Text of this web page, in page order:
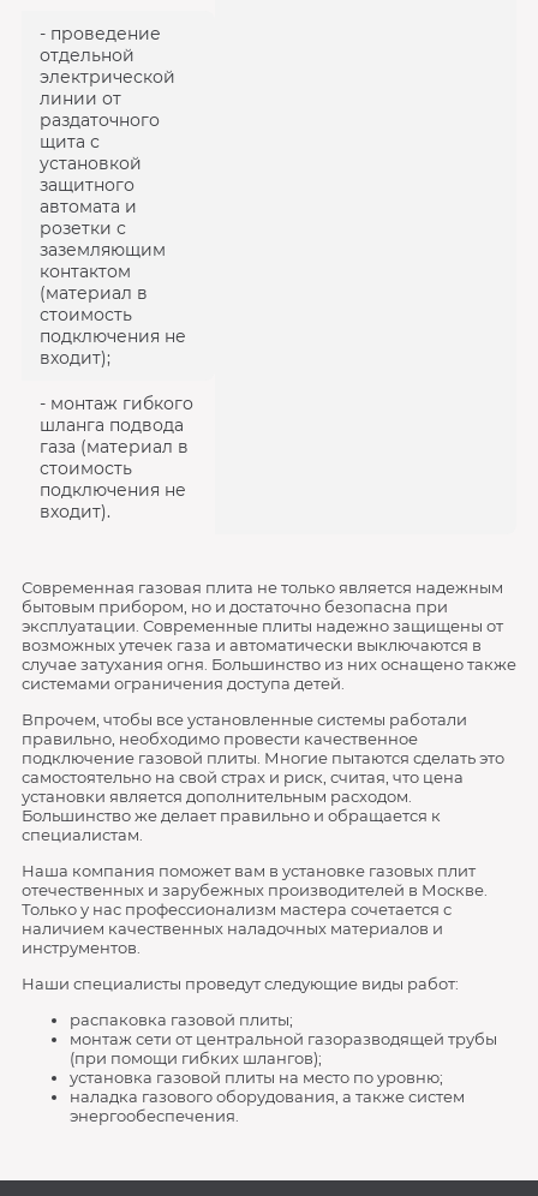
- проведение
отдельной
электрической
линии от
раздаточного
щита с
установкой
защитного
автомата и
розетки с
заземляющим
контактом
(материал в
стоимость
подключения не
входит);
- монтаж гибкого
шланга подвода
газа (материал в
стоимость
подключения не
входит).
Современная газовая плита не только является надежным
бытовым прибором, но и достаточно безопасна при
эксплуатации. Современные плиты надежно защищены от
возможных утечек газа и автоматически выключаются в
случае затухания огня. Большинство из них оснащено также
системами ограничения доступа детей.
Впрочем, чтобы все установленные системы работали
правильно, необходимо провести качественное
подключение газовой плиты. Многие пытаются сделать это
самостоятельно на свой страх и риск, считая, что цена
установки является дополнительным расходом.
Большинство же делает правильно и обращается к
специалистам.
Наша компания поможет вам в установке газовых плит
отечественных и зарубежных производителей в Москве.
Только у нас профессионализм мастера сочетается с
наличием качественных наладочных материалов и
инструментов.
Наши специалисты проведут следующие виды работ:
распаковка газовой плиты;
монтаж сети от центральной газоразводящей трубы
(при помощи гибких шлангов);
установка газовой плиты на место по уровню;
наладка газового оборудования, а также систем
энергообеспечения.